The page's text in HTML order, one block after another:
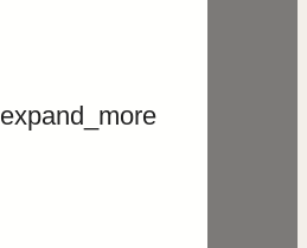
expand_more